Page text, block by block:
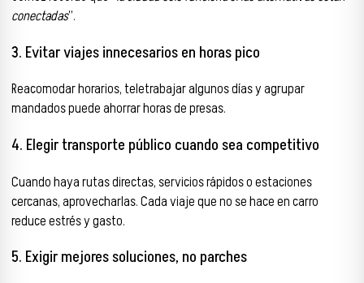
conectadas”.
3. Evitar viajes innecesarios en horas pico
Reacomodar horarios, teletrabajar algunos días y agrupar
mandados puede ahorrar horas de presas.
4. Elegir transporte público cuando sea competitivo
Cuando haya rutas directas, servicios rápidos o estaciones
cercanas, aprovecharlas. Cada viaje que no se hace en carro
reduce estrés y gasto.
5. Exigir mejores soluciones, no parches